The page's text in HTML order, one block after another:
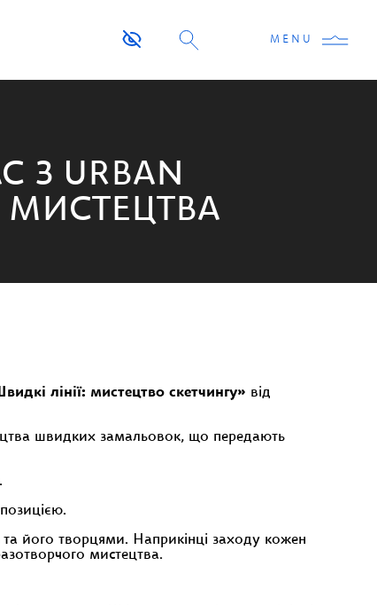
MENU
URBAN
МИСТЕЦТВА
лінії: мистецтво скетчингу» від
швидких замальовок, що передають
його творцями. Наприкінці заходу кожен
мистецтва.